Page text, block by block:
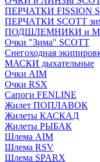
ПЕРЧАТКИ FISSION
ПЕРЧАТКИ SCOTT
ПОДШЛЕМНИКИ и
Очки "Зима" SCOTT
Снегоходная
МАСКИ дыхательные
Очки AIM
Очки RSX
Сапоги FENLINE
Жилет ПОПЛАВОК
Жилеты КАСКАД
Жилеты РЫБАК
Шлема AIM
Шлема RSV
Шлема SPARX